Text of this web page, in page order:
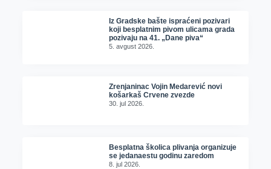
Iz Gradske bašte ispraćeni pozivari
koji besplatnim pivom ulicama grada
pozivaju na 41. „Dane piva“
5. avgust 2026.
Zrenjaninac Vojin Medarević novi
košarkaš Crvene zvezde
30. jul 2026.
Besplatna školica plivanja organizuje
se jedanaestu godinu zaredom
8. jul 2026.